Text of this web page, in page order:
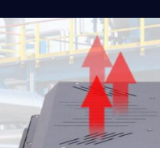
10.4″,